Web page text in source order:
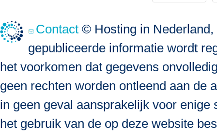
Contact © Hosting in
gepubliceerde informatie wordt
het voorkomen dat gegevens
geen rechten worden ontleend aan de
in geen geval aansprakelijk voor
het gebruik van de op deze website